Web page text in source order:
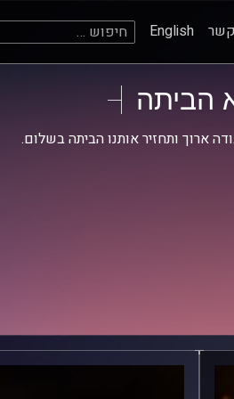
English חיפוש:
הביתה
ארוך ותחזיר אותנו הביתה בשלום.